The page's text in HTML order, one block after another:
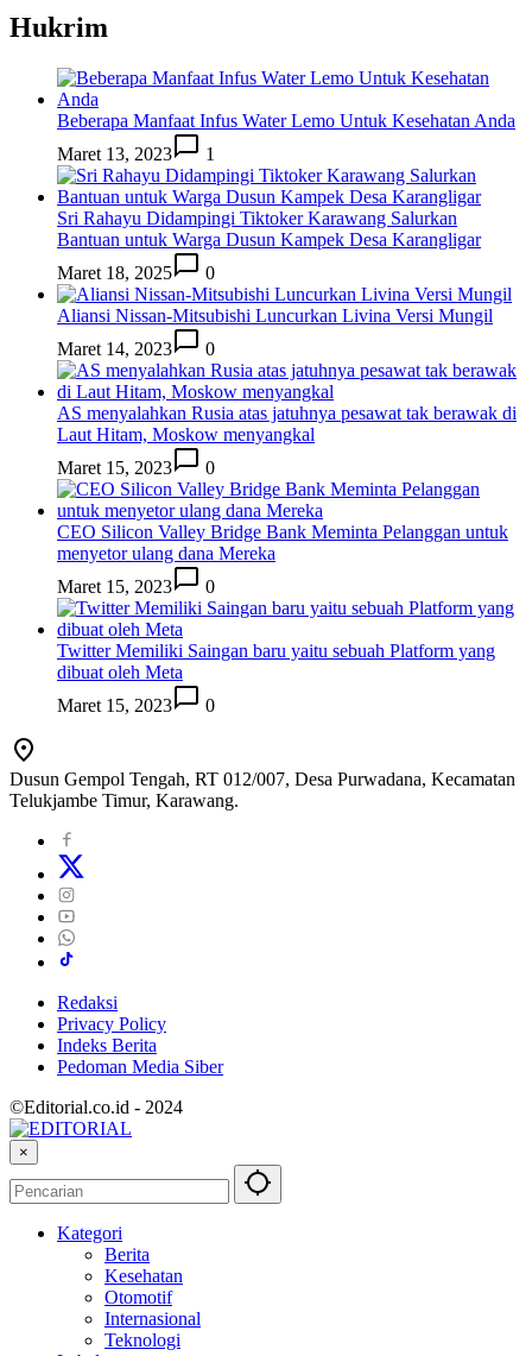
Hukrim
Beberapa Manfaat Infus Water Lemo Untuk Kesehatan Anda
Maret 13, 2023
1
Sri Rahayu Didampingi Tiktoker Karawang Salurkan
Bantuan untuk Warga Dusun Kampek Desa Karangligar
Maret 18, 2025
0
Aliansi Nissan-Mitsubishi Luncurkan Livina Versi Mungil
Maret 14, 2023
0
AS menyalahkan Rusia atas jatuhnya pesawat tak berawak di
Laut Hitam, Moskow menyangkal
Maret 15, 2023
0
CEO Silicon Valley Bridge Bank Meminta Pelanggan untuk
menyetor ulang dana Mereka
Maret 15, 2023
0
Twitter Memiliki Saingan baru yaitu sebuah Platform yang
dibuat oleh Meta
Maret 15, 2023
0
Dusun Gempol Tengah, RT 012/007, Desa Purwadana, Kecamatan
Telukjambe Timur, Karawang.
Redaksi
Privacy Policy
Indeks Berita
Pedoman Media Siber
©Editorial.co.id - 2024
×
Kategori
Berita
Kesehatan
Otomotif
Internasional
Teknologi